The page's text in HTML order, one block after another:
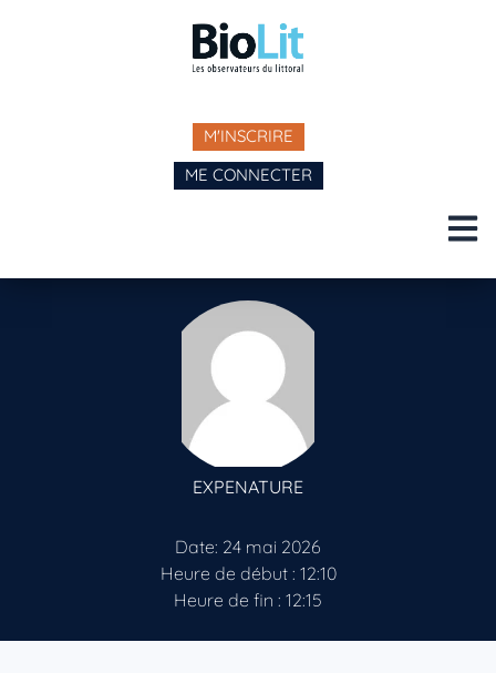
M'INSCRIRE
ME CONNECTER
EXPENATURE
Date: 24 mai 2026
Heure de début : 12:10
Heure de fin : 12:15